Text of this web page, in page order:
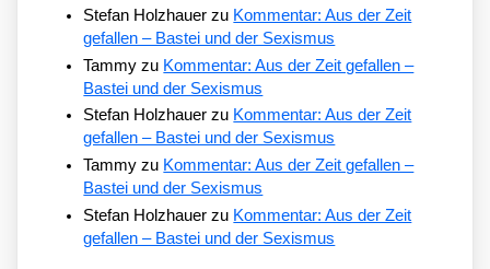
Stefan Holzhauer zu Kommentar: Aus der Zeit
gefallen – Bastei und der Sexismus
Tammy zu Kommentar: Aus der Zeit gefallen –
Bastei und der Sexismus
Stefan Holzhauer zu Kommentar: Aus der Zeit
gefallen – Bastei und der Sexismus
Tammy zu Kommentar: Aus der Zeit gefallen –
Bastei und der Sexismus
Stefan Holzhauer zu Kommentar: Aus der Zeit
gefallen – Bastei und der Sexismus